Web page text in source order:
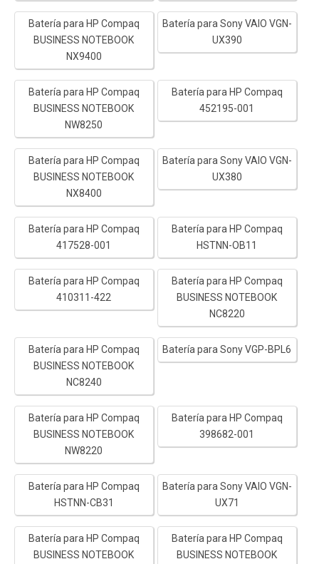
Batería para HP Compaq
BUSINESS NOTEBOOK
NX9400
Batería para Sony VAIO VGN-
UX390
Batería para HP Compaq
BUSINESS NOTEBOOK
NW8250
Batería para HP Compaq
452195-001
Batería para HP Compaq
BUSINESS NOTEBOOK
NX8400
Batería para Sony VAIO VGN-
UX380
Batería para HP Compaq
417528-001
Batería para HP Compaq
HSTNN-OB11
Batería para HP Compaq
410311-422
Batería para HP Compaq
BUSINESS NOTEBOOK
NC8220
Batería para HP Compaq
BUSINESS NOTEBOOK
NC8240
Batería para Sony VGP-BPL6
Batería para HP Compaq
BUSINESS NOTEBOOK
NW8220
Batería para HP Compaq
398682-001
Batería para HP Compaq
HSTNN-CB31
Batería para Sony VAIO VGN-
UX71
Batería para HP Compaq
BUSINESS NOTEBOOK
Batería para HP Compaq
BUSINESS NOTEBOOK